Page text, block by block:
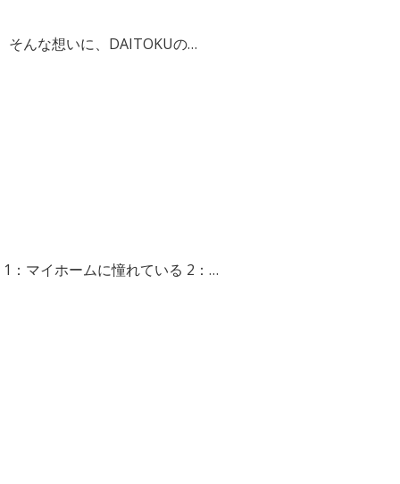
そんな想いに、DAITOKUの…
：マイホームに憧れている 2：…